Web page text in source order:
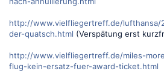
http://www.vielfliegertreff.de/lufthansa/
der-quatsch.html (Verspätung erst
http://www.vielfliegertreff.de/miles-
flug-kein-ersatz-fuer-award-ticket.html